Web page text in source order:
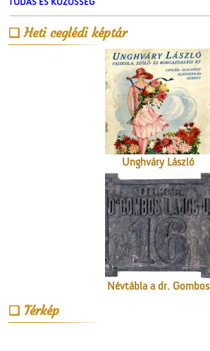
Heti ceglédi képtárA ceglédi vasútállomás
Unghváry László
árjegyzéke
Névtábla a dr. Gombos
Térkép